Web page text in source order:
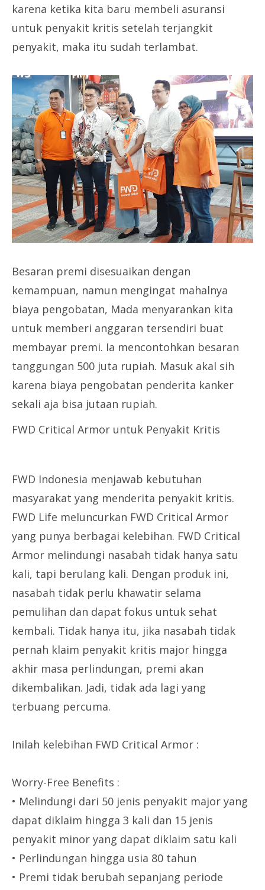
karena ketika kita baru membeli asuransi
untuk penyakit kritis setelah terjangkit
penyakit, maka itu sudah terlambat.
Besaran premi disesuaikan dengan
kemampuan, namun mengingat mahalnya
biaya pengobatan, Mada menyarankan kita
untuk memberi anggaran tersendiri buat
membayar premi. Ia mencontohkan besaran
tanggungan 500 juta rupiah. Masuk akal sih
karena biaya pengobatan penderita kanker
sekali aja bisa jutaan rupiah.
FWD Critical Armor untuk Penyakit Kritis
FWD Indonesia menjawab kebutuhan
masyarakat yang menderita penyakit kritis.
FWD Life meluncurkan FWD Critical Armor
yang punya berbagai kelebihan. FWD Critical
Armor melindungi nasabah tidak hanya satu
kali, tapi berulang kali. Dengan produk ini,
nasabah tidak perlu khawatir selama
pemulihan dan dapat fokus untuk sehat
kembali. Tidak hanya itu, jika nasabah tidak
pernah klaim penyakit kritis major hingga
akhir masa perlindungan, premi akan
dikembalikan. Jadi, tidak ada lagi yang
terbuang percuma.
Inilah kelebihan FWD Critical Armor :
Worry-Free Benefits :
• Melindungi dari 50 jenis penyakit major yang
dapat diklaim hingga 3 kali dan 15 jenis
penyakit minor yang dapat diklaim satu kali
• Perlindungan hingga usia 80 tahun
• Premi tidak berubah sepanjang periode